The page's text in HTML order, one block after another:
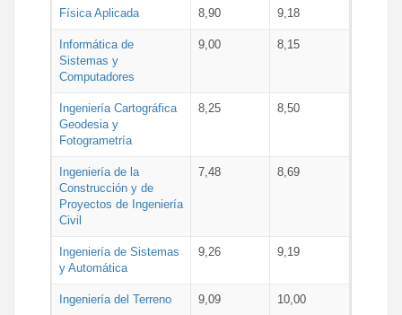
Física Aplicada 8,90 9,18
Informática de
Sistemas y
Computadores
9,00 8,15
Ingeniería Cartográfica
Geodesia y
Fotogrametría
8,25 8,50
Ingeniería de la
Construcción y de
Proyectos de Ingeniería
Civil
7,48 8,69
Ingeniería de Sistemas
y Automática
9,26 9,19
Ingeniería del Terreno 9,09 10,00